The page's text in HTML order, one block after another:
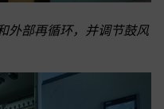
外部再循环，并调节鼓风